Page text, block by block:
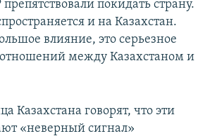
покидать страну.
и на Казахстан.
влияние, это серьезное
отношений между Казахстаном и
Казахстана говорят, что эти
«неверный сигнал»